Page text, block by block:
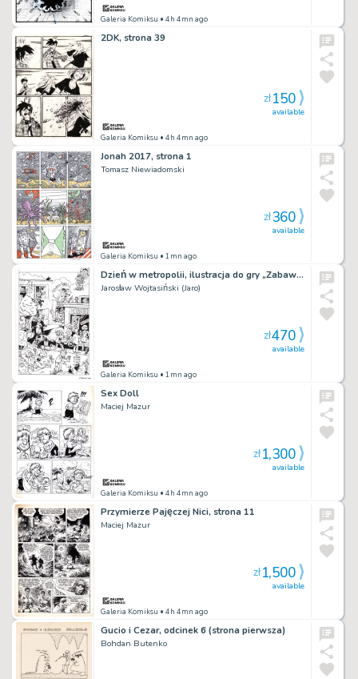
Galeria Komiksu • 4h 4mn ago
2DK, strona 39
Galeria Komiksu • 4h 4mn ago
available
zł150
Jonah 2017, strona 1
Tomasz Niewiadomski
Galeria Komiksu • 1mn ago
available
zł360
Dzień w metropolii, ilustracja do gry „Zabawa w reportera”
Jarosław Wojtasiński (Jaro)
Galeria Komiksu • 1mn ago
available
zł470
Sex Doll
Maciej Mazur
Galeria Komiksu • 4h 4mn ago
available
zł1,300
Przymierze Pajęczej Nici, strona 11
Maciej Mazur
Galeria Komiksu • 4h 4mn ago
available
zł1,500
Gucio i Cezar, odcinek 6 (strona pierwsza)
Bohdan Butenko